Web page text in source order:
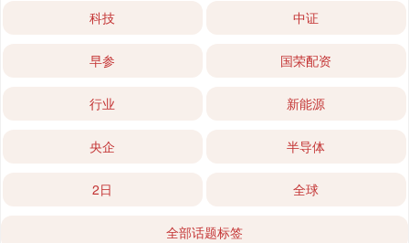
科技 中证
早参 国荣配资
行业 新能源
央企 半导体
2日 全球
全部话题标签